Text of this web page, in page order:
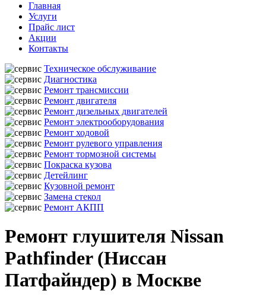
Главная
Услуги
Прайс лист
Акции
Контакты
Техническое обслуживание
Диагностика
Ремонт трансмиссии
Ремонт двигателя
Ремонт дизельных двигателей
Ремонт электрооборудования
Ремонт ходовой
Ремонт рулевого управления
Ремонт тормозной системы
Покраска кузова
Детейлинг
Кузовной ремонт
Замена стекол
Ремонт АКПП
Ремонт глушителя Nissan
Pathfinder (Ниссан
Патфайндер) в Москве